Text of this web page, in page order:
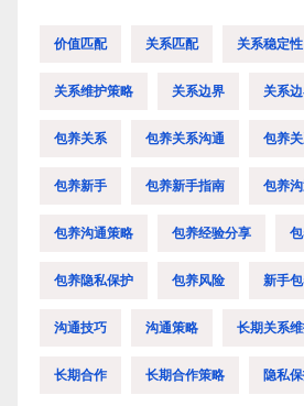
价值匹配 关系匹配 关系稳定性
关系维护策略 关系边界 关系
包养关系 包养关系沟通 包养
包养新手 包养新手指南 包养
包养沟通策略 包养经验分享
包养隐私保护 包养风险 新手
沟通技巧 沟通策略 长期关系
长期合作 长期合作策略 隐私